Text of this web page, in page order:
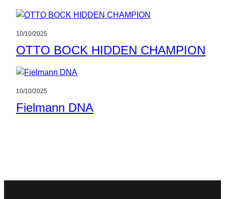
10/10/2025
OTTO BOCK HIDDEN CHAMPION
10/10/2025
Fielmann DNA